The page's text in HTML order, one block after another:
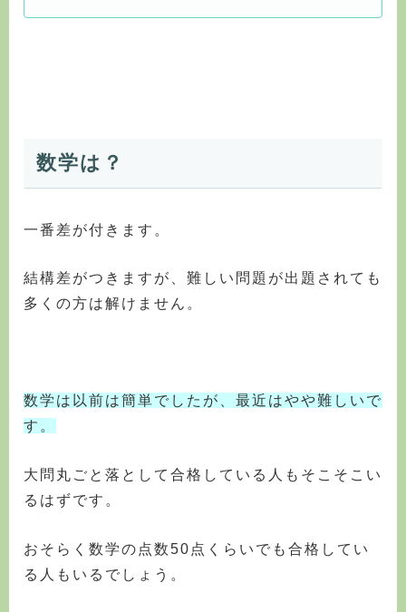
数学は？
一番差が付きます。
結構差がつきますが、難しい問題が出題されても
多くの方は解けません。
数学は以前は簡単でしたが、最近はやや難しいで
す。
大問丸ごと落として合格している人もそこそこい
るはずです。
おそらく数学の点数50点くらいでも合格してい
る人もいるでしょう。